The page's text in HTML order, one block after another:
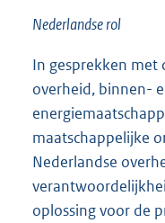
Nederlandse rol
In gesprekken met
overheid, binnen-
maatschappelijke
Nederlandse
oplossing voor de